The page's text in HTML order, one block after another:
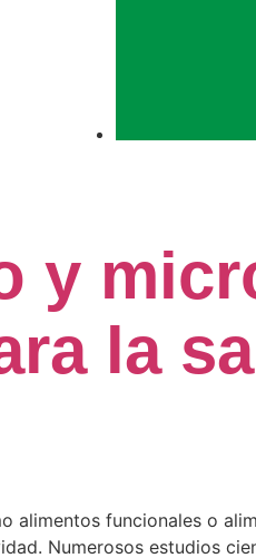
y
la
alimentos funcionales o
Numerosos estudios